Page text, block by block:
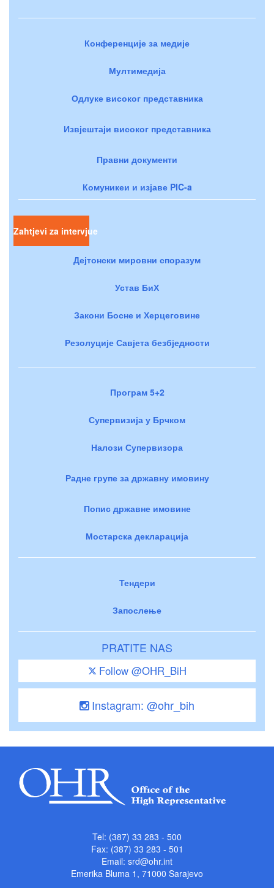
Конференције за медије
Мултимедија
Одлуке високог представника
Извјештаји високог представника
Правни документи
Комуникеи и изјаве PIC-a
Zahtjevi za intervjue
Дејтонски мировни споразум
Устав БиХ
Закони Босне и Херцеговине
Резолуције Савјета безбједности
Програм 5+2
Супервизија у Брчком
Налози Супервизора
Радне групе за државну имовину
Попис државне имовине
Мостарска декларација
Тендери
Запослење
PRATITE NAS
Follow @OHR_BiH
Instagram: @ohr_bih
Tel: (387) 33 283 - 500
Fax: (387) 33 283 - 501
Email: srd@ohr.int
Emerika Bluma 1, 71000 Sarajevo